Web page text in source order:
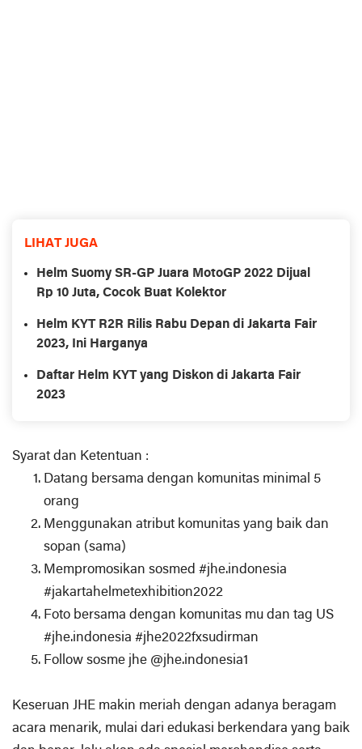
LIHAT JUGA
Helm Suomy SR-GP Juara MotoGP 2022 Dijual
Rp 10 Juta, Cocok Buat Kolektor
Helm KYT R2R Rilis Rabu Depan di Jakarta Fair
2023, Ini Harganya
Daftar Helm KYT yang Diskon di Jakarta Fair
2023
Syarat dan Ketentuan :
Datang bersama dengan komunitas minimal 5
orang
Menggunakan atribut komunitas yang baik dan
sopan (sama)
Mempromosikan sosmed #jhe.indonesia
#jakartahelmetexhibition2022
Foto bersama dengan komunitas mu dan tag US
#jhe.indonesia #jhe2022fxsudirman
Follow sosme jhe @jhe.indonesia1
Keseruan JHE makin meriah dengan adanya beragam
acara menarik, mulai dari edukasi berkendara yang baik